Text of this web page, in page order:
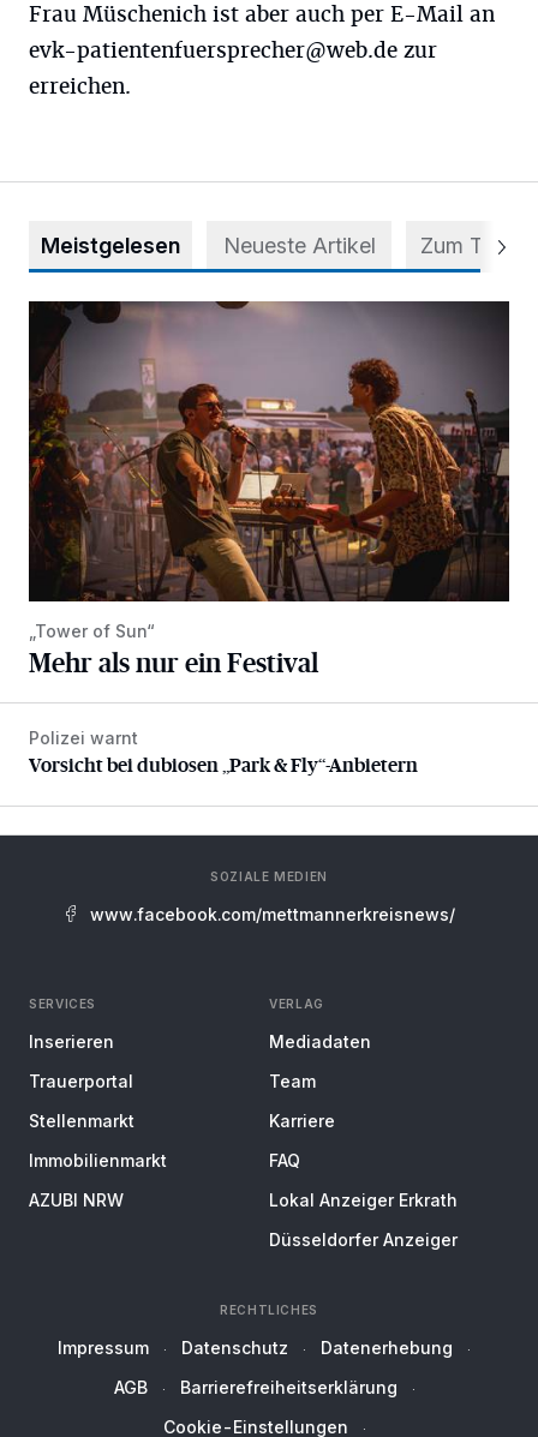
Frau Müschenich ist aber auch per E-Mail an
evk-patientenfuersprecher@web.de zur
erreichen.
Meistgelesen Neueste Artikel Zum Thema
Mehr als nur ein Festival
„Tower of Sun“
Mehr als nur ein Festival
Vorsicht bei dubiosen „Park & Fly“-Anbietern
Polizei warnt
Vorsicht bei dubiosen „Park & Fly“-Anbietern
SOZIALE MEDIEN
www.facebook.com/mettmannerkreisnews/
SERVICES
Inserieren
Trauerportal
Stellenmarkt
Immobilienmarkt
AZUBI NRW
VERLAG
Mediadaten
Team
Karriere
FAQ
Lokal Anzeiger Erkrath
Düsseldorfer Anzeiger
RECHTLICHES
Impressum Datenschutz
Datenerhebung
AGB
Barrierefreiheitserklärung
Cookie-Einstellungen